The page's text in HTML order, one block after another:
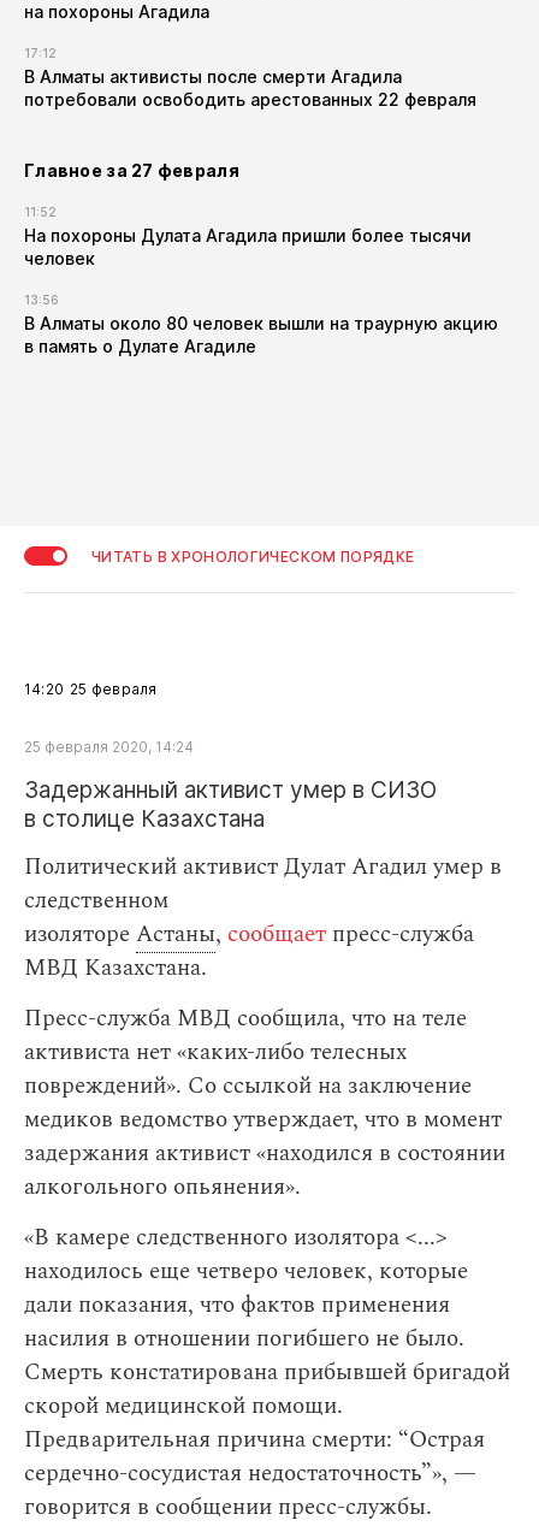
на похороны Агадила
17:12
В Алматы активисты после смерти Агадила
потребовали освободить арестованных 22 февраля
Главное за 27 февраля
11:52
​На похороны Дулата Агадила пришли более тысячи
человек
13:56
​В Алматы около 80 человек вышли на траурную акцию
в память о Дулате Агадиле
ЧИТАТЬ В ХРОНОЛОГИЧЕСКОМ ПОРЯДКЕ
14:20 25 февраля
25 февраля 2020, 14:24
Задержанный активист умер в СИЗО
в столице Казахстана
Политический активист Дулат Агадил умер в
следственном
изолятореАстаны, сообщает пресс-служба
МВД Казахстана.
Пресс-служба МВД сообщила, что на теле
активиста нет «каких-либо телесных
повреждений». Cо ссылкой на заключение
медиков ведомство утверждает, что в момент
задержания активист «находился в состоянии
алкогольного опьянения».
«В камере следственного изолятора <...>
находилось еще четверо человек, которые
дали показания, что фактов применения
насилия в отношении погибшего не было.
Смерть констатирована прибывшей бригадой
скорой медицинской помощи.
Предварительная причина смерти: “Острая
сердечно-сосудистая недостаточность”», —
говорится в сообщении пресс-службы.